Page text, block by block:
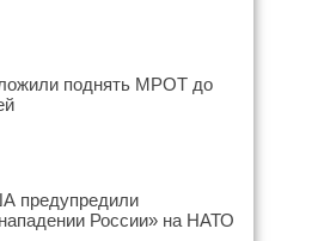
поднять МРОТ до
предупредили
России» на НАТО